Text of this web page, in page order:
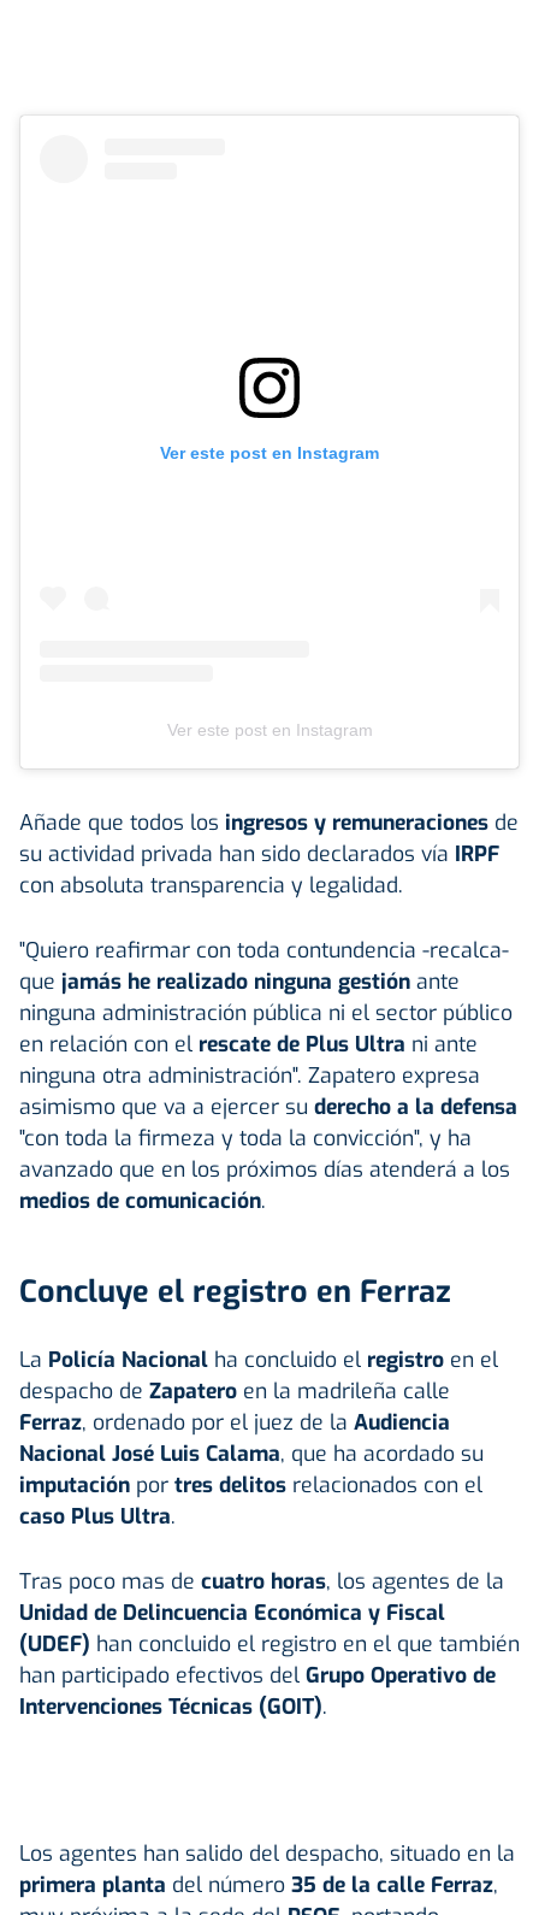
Ver este post en Instagram
Ver este post en Instagram
Añade que todos los ingresos y remuneraciones de
su actividad privada han sido declarados vía IRPF
con absoluta transparencia y legalidad.
"Quiero reafirmar con toda contundencia -recalca-
que jamás he realizado ninguna gestión ante
ninguna administración pública ni el sector público
en relación con el rescate de Plus Ultra ni ante
ninguna otra administración". Zapatero expresa
asimismo que va a ejercer su derecho a la defensa
"con toda la firmeza y toda la convicción", y ha
avanzado que en los próximos días atenderá a los
medios de comunicación.
Concluye el registro en Ferraz
La Policía Nacional ha concluido el registro en el
despacho de Zapatero en la madrileña calle
Ferraz, ordenado por el juez de la Audiencia
Nacional José Luis Calama, que ha acordado su
imputación por tres delitos relacionados con el
caso Plus Ultra.
Tras poco mas de cuatro horas, los agentes de la
Unidad de Delincuencia Económica y Fiscal
(UDEF) han concluido el registro en el que también
han participado efectivos del Grupo Operativo de
Intervenciones Técnicas (GOIT).
Los agentes han salido del despacho, situado en la
primera planta del número 35 de la calle Ferraz,